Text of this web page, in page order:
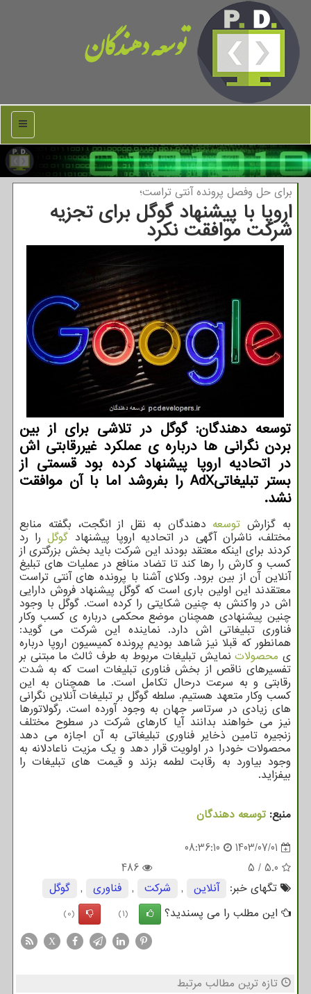
توسعه دهندگان
منو
برای حل وفصل پرونده آنتی تراست؛
اروپا با پیشنهاد گوگل برای تجزیه
شرکت موافقت نکرد
توسعه دهندگان: گوگل در تلاشی برای از بین
بردن نگرانی ها درباره ی عملکرد غیررقابتی اش
در اتحادیه اروپا پیشنهاد کرده بود قسمتی از
بستر تبلیغاتیAdX را بفروشد اما با آن موافقت
نشد.
به گزارش توسعه دهندگان به نقل از انگجت، بگفته منابع
مختلف، ناشران آگهی در اتحادیه اروپا پیشنهاد گوگلرا رد
کردند برای اینکه معتقد بودند این شرکت باید بخش بزرگتری از
کسب و کارش را رها کند تا تضاد منافع در عملیات های تبلیغ
آنلاین آن از بین برود. وکلای آشنا با پرونده های آنتی تراست
معتقدند این اولین باری است که گوگل پیشنهاد فروش دارایی
اش در واکنش به چنین شکایتی را کرده است. گوگل با وجود
چنین پیشنهادی همچنان موضع محکمی درباره ی کسب وکار
فناوری تبلیغاتی اش دارد. نماینده این شرکت می گوید:
همانطور که قبلا نیز شاهد بودیم پرونده کمیسیون اروپا درباره
ی محصولاتنمایش تبلیغات مربوط به طرف ثالث ما مبتنی بر
تفسیرهای ناقص از بخش فناوری تبلیغات است که به شدت
رقابتی و به سرعت درحال تکامل است. ما همچنان به این
کسب وکار متعهد هستیم. سلطه گوگل بر تبلیغات آنلاین نگرانی
های زیادی در سرتاسر جهان به وجود آورده است. رگولاتورها
نیز می خواهند بدانند آیا کارهای شرکت در سطوح مختلف
زنجیره تامین ذخایر فناوری تبلیغاتی به آن اجازه می دهد
محصولات خودرا در اولویت قرار دهد و یک مزیت ناعادلانه به
وجود بیاورد به رقابت لطمه بزند و قیمت های تبلیغات را
بیفزاید.
منبع: توسعه دهندگان
1403/07/01
08:36:10
5.0
/
5
486
تگهای خبر:
آنلاین , شركت , فناوری ,
گوگل
این مطلب را می پسندید؟
(1)
(0)
X
تازه ترین مطالب مرتبط